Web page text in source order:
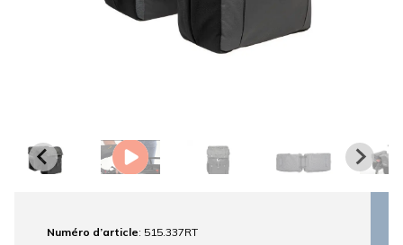
Numéro d’article: 515.337RT